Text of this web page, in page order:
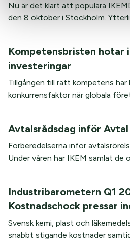
Nu är det klart att populära
den 8 oktober i Stockholm.
Kompetensbristen hotar
investeringar
Tillgången till rätt kompetens har
konkurrensfaktor när globala
Avtalsrådsdag inför
Förberedelserna inför
Under våren har IKEM samlat de
Industribarometern Q1
Kostnadschock pressar
Svensk kemi, plast och
snabbt stigande kostnader